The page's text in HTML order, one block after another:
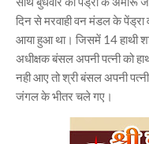
दिन से मरवाही वन मंडल के पेंड्रा
आया हुआ था। जिसमें 14 हाथी
अधीक्षक बंसल अपनी पत्नी को
नही आए तो श्री बंसल अपनी
जंगल के भीतर चले गए।